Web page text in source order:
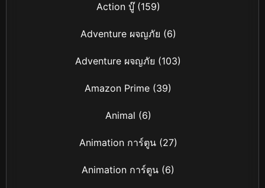
Action บู๊(159)
Adventure ผจญภัย (6)
Adventure ผจญภัย (103)
Amazon Prime (39)
Animal (6)
Animation การ์ตูน(27)
Animation การ์ตูน (6)